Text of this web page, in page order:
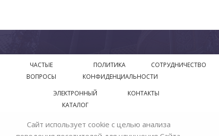
ЧАСТЫЕ
ВОПРОСЫ
ПОЛИТИКА
КОНФИДЕНЦИАЛЬНОСТИ
СОТРУДНИЧЕСТВО
ЭЛЕКТРОННЫЙ
КАТАЛОГ
КОНТАКТЫ
© 2018—2026 Официальный сайт завода производителя
Сайт использует cookie с целью анализа